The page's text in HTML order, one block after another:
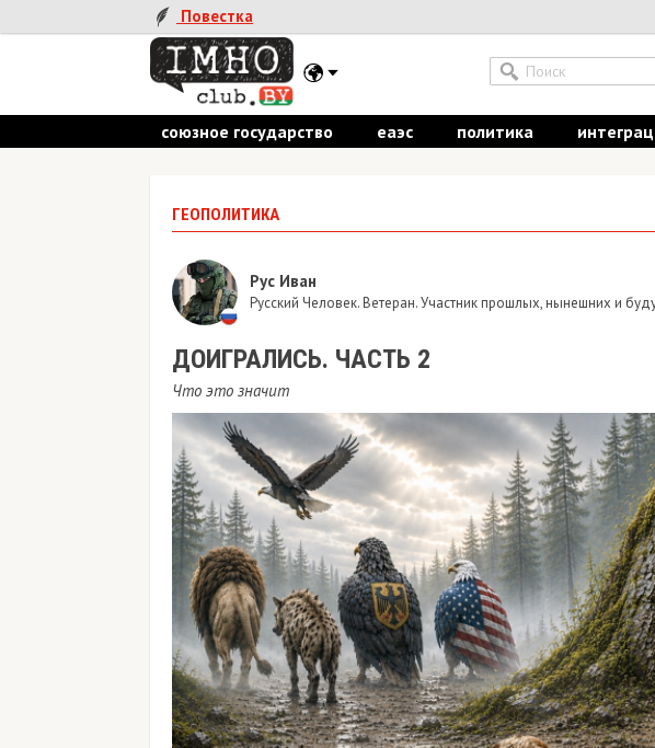
Повестка
союзное государство еаэс политика
ГЕОПОЛИТИКА
Рус Иван
Русский Человек. Ветеран. Участник прошлых, нынешних и
ДОИГРАЛИСЬ. ЧАСТЬ 2
Что это значит